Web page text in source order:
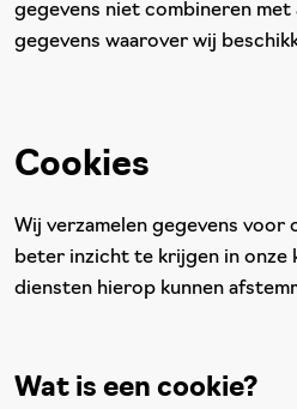
gegevens niet combineren
gegevens waarover wij
Cookies
Wij verzamelen gegevens voor
beter inzicht te krijgen in onze
diensten hierop kunnen
Wat is een cookie?